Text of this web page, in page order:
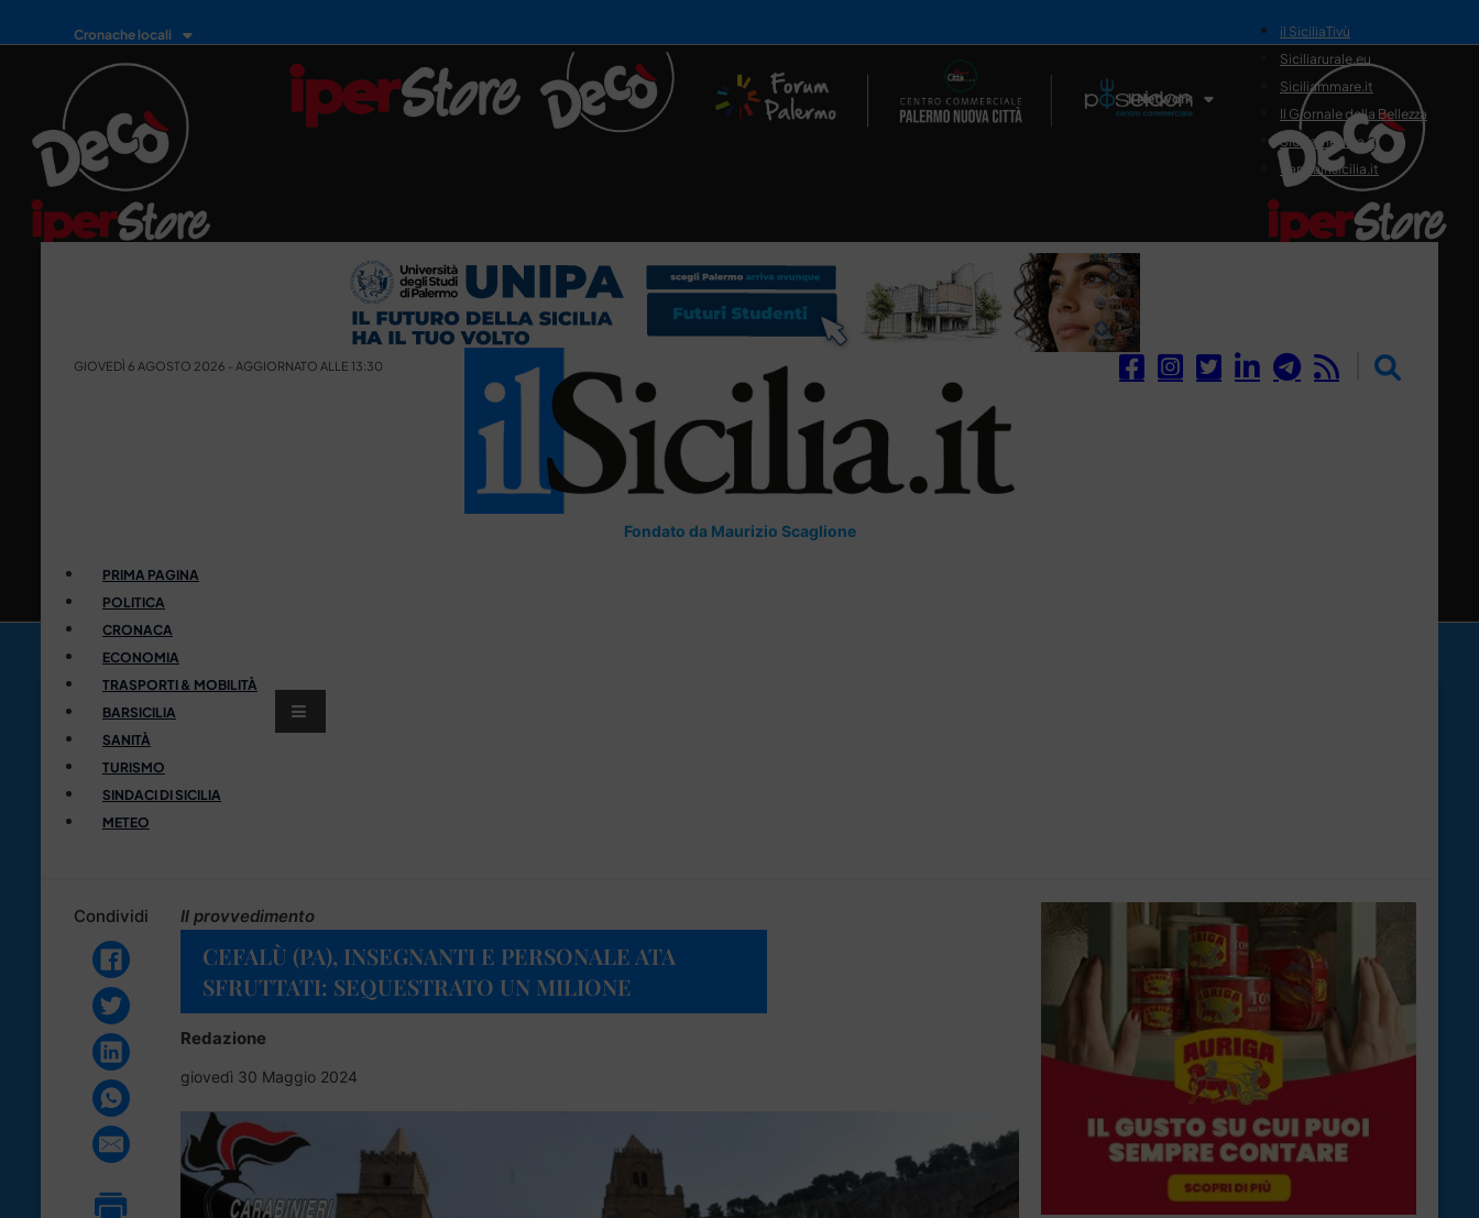
Cronache locali
Il Network
il SiciliaTivù
Siciliarurale.eu
Siciliammare.it
Il Giornale della Bellezza
Siciliamedica.it
Sanitainsicilia.it
GIOVEDÌ 6 AGOSTO 2026 - AGGIORNATO ALLE 13:30
Fondato da Maurizio Scaglione
PRIMA PAGINA
POLITICA
CRONACA
ECONOMIA
TRASPORTI & MOBILITÀ
BARSICILIA
SANITÀ
TURISMO
SINDACI DI SICILIA
METEO
Condividi Il provvedimento
CEFALÙ (PA), INSEGNANTI E PERSONALE ATA
SFRUTTATI: SEQUESTRATO UN MILIONE
Redazione
giovedì 30 Maggio 2024